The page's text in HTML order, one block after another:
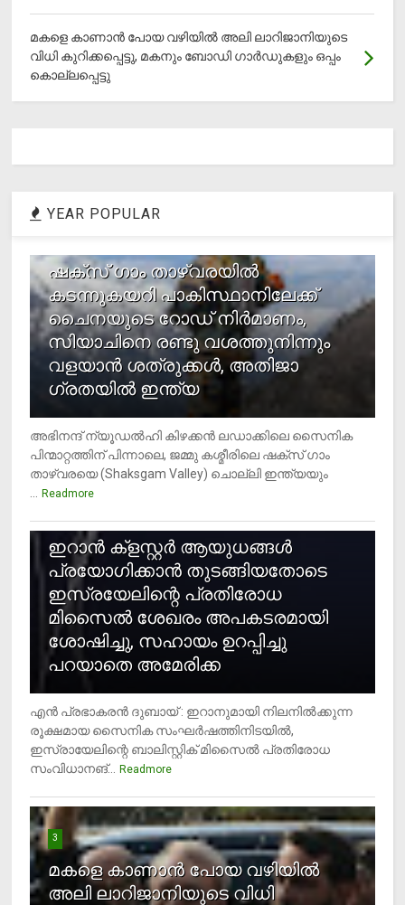
മകളെ കാണാന്‍ പോയ വഴിയില്‍ അലി ലാറിജാനിയുടെ
വിധി കുറിക്കപ്പെട്ടു, മകനും ബോഡി ഗാര്‍ഡുകളും ഒപ്പം
കൊല്ലപ്പെട്ടു
YEAR POPULAR
ഷക്സ് ​ഗാം താഴ്‌വരയിൽ
കടന്നുകയറി പാകിസ്ഥാനിലേക്ക്
ചൈനയുടെ റോഡ് നിർമാണം,
സിയാചിനെ രണ്ടു വശത്തുനിന്നും
വളയാൻ ശത്രുക്കൾ, അതിജാ​
ഗ്രതയിൽ ഇന്ത്യ
അഭിനന്ദ് ന്യൂഡൽഹി കിഴക്കൻ ലഡാക്കിലെ സൈനിക
പിന്മാറ്റത്തിന് പിന്നാലെ, ജമ്മു കശ്മീരിലെ ഷക്സ് ​ഗാം
താഴ്‌വരയെ (Shaksgam Valley) ചൊല്ലി ഇന്ത്യയും
... Readmore
ഇറാന്‍ ക്‌ളസ്റ്റര്‍ ആയുധങ്ങള്‍
പ്രയോഗിക്കാന്‍ തുടങ്ങിയതോടെ
ഇസ്രയേലിന്റെ പ്രതിരോധ
മിസൈല്‍ ശേഖരം അപകടരമായി
ശോഷിച്ചു, സഹായം ഉറപ്പിച്ചു
പറയാതെ അമേരിക്ക
എന്‍ പ്രഭാകരന്‍ ദുബായ് : ഇറാനുമായി നിലനില്‍ക്കുന്ന
രൂക്ഷമായ സൈനിക സംഘര്‍ഷത്തിനിടയില്‍,
ഇസ്രായേലിന്റെ ബാലിസ്റ്റിക് മിസൈല്‍ പ്രതിരോധ
സംവിധാനങ്... Readmore
3
മകളെ കാണാന്‍ പോയ വഴിയില്‍
അലി ലാറിജാനിയുടെ വിധി